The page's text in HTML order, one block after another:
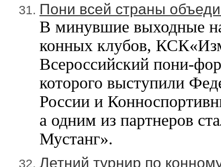
Пони всей страны
В минувшие выходные
конных клубов,
Всероссийский пони-
которого выступили
России и
а одним из партнеров
Мустанг».
Летний турнир по